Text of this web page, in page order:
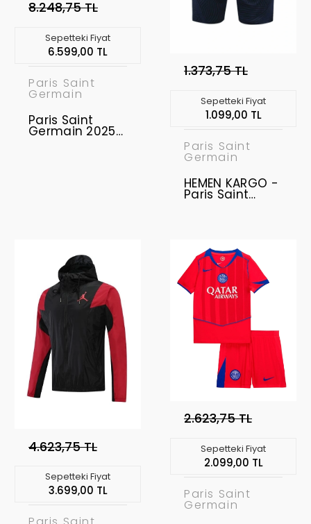
8.248,75 TL
Sepetteki Fiyat
6.599,00 TL
Paris Saint
Germain
Paris Saint
Germain 2025-
1.373,75 TL
Sepetteki Fiyat
1.099,00 TL
Paris Saint
Germain
HEMEN KARGO -
Paris Saint
4.623,75 TL
Sepetteki Fiyat
3.699,00 TL
2.623,75 TL
Sepetteki Fiyat
2.099,00 TL
Paris Saint
Germain